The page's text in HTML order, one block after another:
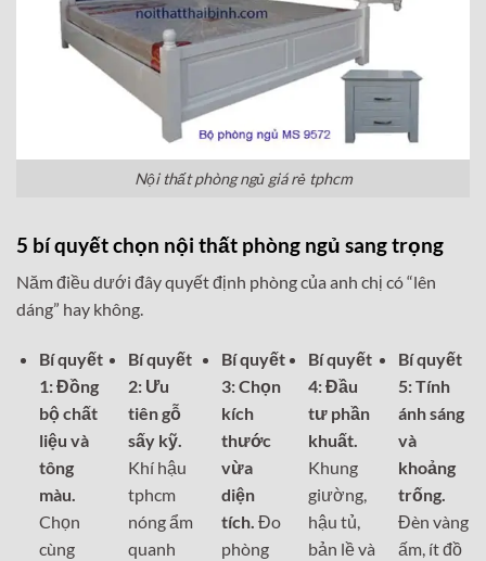
Nội thất phòng ngủ giá rẻ tphcm
5 bí quyết chọn nội thất phòng ngủ sang trọng
Năm điều dưới đây quyết định phòng của anh chị có “lên
dáng” hay không.
Bí quyết
1: Đồng
bộ chất
liệu và
tông
màu.
Chọn
cùng
Bí quyết
2: Ưu
tiên gỗ
sấy kỹ.
Khí hậu
tphcm
nóng ẩm
quanh
Bí quyết
3: Chọn
kích
thước
vừa
diện
tích. Đo
phòng
Bí quyết
4: Đầu
tư phần
khuất.
Khung
giường,
hậu tủ,
bản lề và
Bí quyết
5: Tính
ánh sáng
và
khoảng
trống.
Đèn vàng
ấm, ít đồ